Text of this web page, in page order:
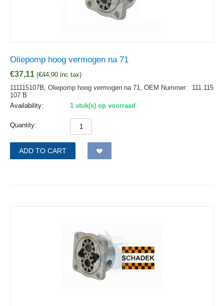
Oliepomp hoog vermogen na 71
€37,11 (€44,90 inc tax)
111115107B, Oliepomp hoog vermogen na 71, OEM Nummer:
111 115
107 B
Availability:
1 stuk(s) op voorraad
Quantity:
ADD TO CART